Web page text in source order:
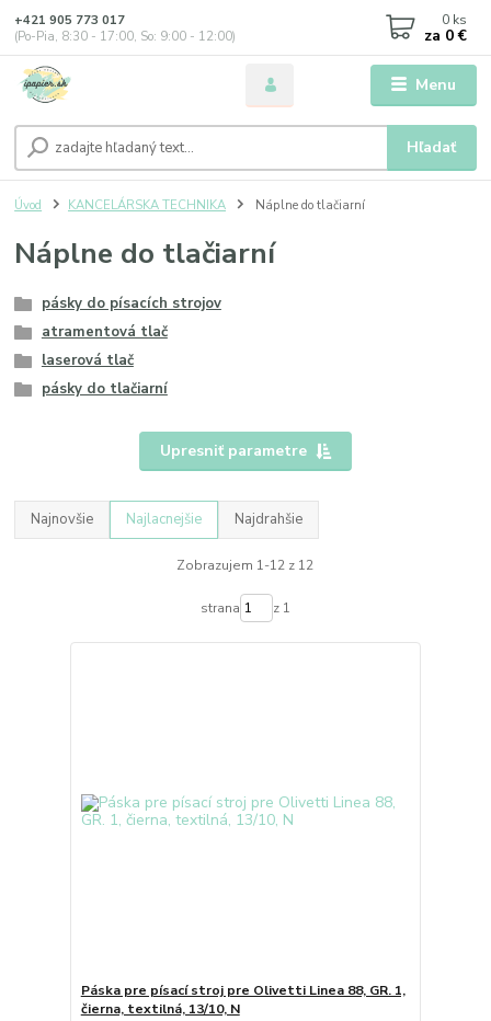
Menu
Hľadať
+421 905 773 017
(Po-Pia, 8:30 - 17:00, So: 9:00 - 12:00)
0 ks
za 0 €
Úvod KANCELÁRSKA TECHNIKA Náplne do tlačiarní
Náplne do tlačiarní
pásky do písacích strojov
atramentová tlač
laserová tlač
pásky do tlačiarní
Upresniť parametre
Najnovšie Najlacnejšie Najdrahšie
Zobrazujem 1-12 z 12
strana z 1
Páska pre písací stroj pre Olivetti Linea 88, GR. 1,
čierna, textilná, 13/10, N